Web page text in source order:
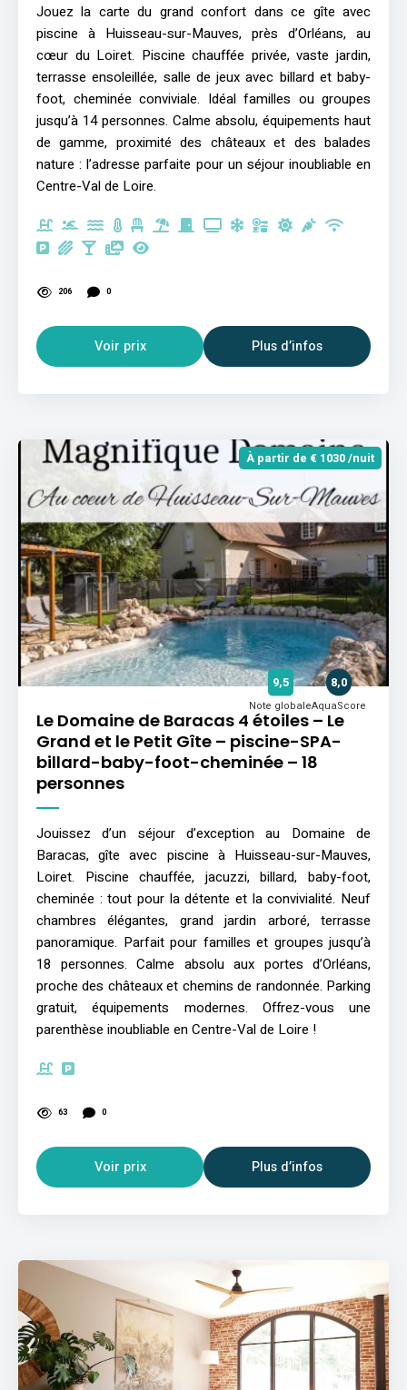
Jouez la carte du grand confort dans ce gîte avec
piscine à Huisseau-sur-Mauves, près d’Orléans, au
cœur du Loiret. Piscine chauffée privée, vaste jardin,
terrasse ensoleillée, salle de jeux avec billard et baby-
foot, cheminée conviviale. Idéal familles ou groupes
jusqu’à 14 personnes. Calme absolu, équipements haut
de gamme, proximité des châteaux et des balades
nature : l’adresse parfaite pour un séjour inoubliable en
Centre-Val de Loire.
206 0
Voir prix Plus d’infos
À partir de € 1030 /nuit
Le Domaine de Baracas 4 étoiles – Le
Grand et le Petit Gîte – piscine-SPA-
billard-baby-foot-cheminée – 18
personnes
9,5
Note globale
8,0
AquaScore
Jouissez d’un séjour d’exception au Domaine de
Baracas, gîte avec piscine à Huisseau-sur-Mauves,
Loiret. Piscine chauffée, jacuzzi, billard, baby-foot,
cheminée : tout pour la détente et la convivialité. Neuf
chambres élégantes, grand jardin arboré, terrasse
panoramique. Parfait pour familles et groupes jusqu’à
18 personnes. Calme absolu aux portes d’Orléans,
proche des châteaux et chemins de randonnée. Parking
gratuit, équipements modernes. Offrez-vous une
parenthèse inoubliable en Centre-Val de Loire !
63 0
Voir prix Plus d’infos